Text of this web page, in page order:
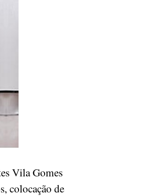
Vila Gomes
colocação de